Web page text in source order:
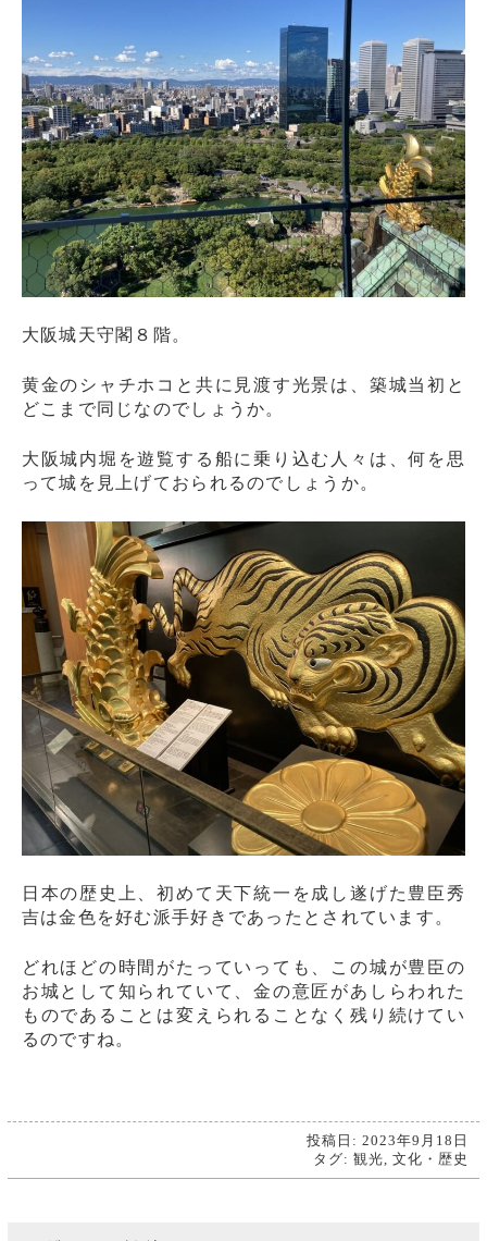
大阪城天守閣８階。
黄金のシャチホコと共に見渡す光景は、築城当初と
どこまで同じなのでしょうか。
大阪城内堀を遊覧する船に乗り込む人々は、何を思
って城を見上げておられるのでしょうか。
日本の歴史上、初めて天下統一を成し遂げた豊臣秀
吉は金色を好む派手好きであったとされています。
どれほどの時間がたっていっても、この城が豊臣の
お城として知られていて、金の意匠があしらわれた
ものであることは変えられることなく残り続けてい
るのですね。
投稿日: 2023年9月18日
タグ:観光 ,文化・歴史